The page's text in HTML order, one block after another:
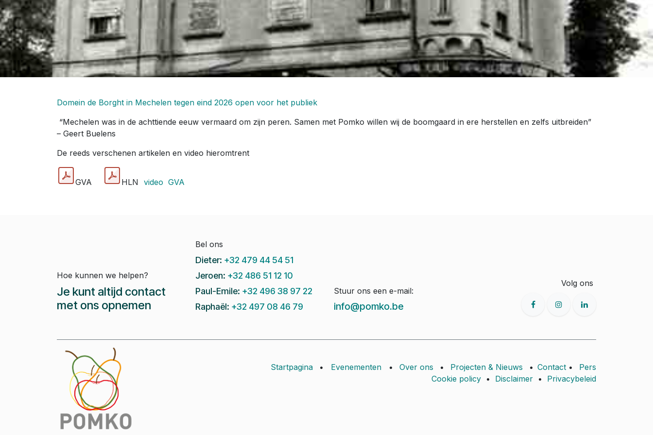
Domein de Borght in Mechelen tegen eind 2026 open voor het publiek
“Mechelen was in de achttiende eeuw vermaard om zijn peren. Samen met Pomko willen wij de boomgaard in ere herstellen en zelfs uitbreiden”
– Geert Buelens
De reeds verschenen artikelen en video hieromtrent
GVA HLN video GVA
Hoe kunnen we helpen?
Je kunt altijd contact
met ons opnemen
Bel ons
Dieter: +32 479 44 54 51
Jeroen: +32 486 51 12 10
Paul-Emile: +32 496 38 97 22
Raphaël: +32 497 08 46 79
Stuur ons een e-mail:
info@pomko.be
Volg ons
Startpagina • Evenementen • Over ons • Projecten & Nieuws • Contact •
Pers
Cookie policy • Disclaimer • Privacybeleid